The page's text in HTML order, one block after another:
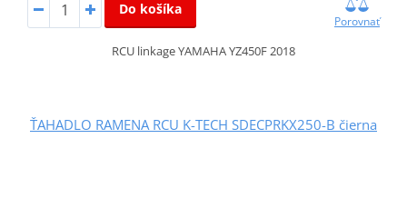
Do košíka
Porovnať
RCU linkage YAMAHA YZ450F 2018
ŤAHADLO RAMENA RCU K-TECH SDECPRKX250-B čierna